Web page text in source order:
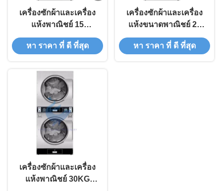
เครื่องซักผ้าและเครื่อง
แห้งพาณิชย์ 15
กิโลกรัม 40R/MIN
เครื่องซักผ้าและเครื่อง
หา ราคา ที่ ดี ที่สุด
เครื่องซักผ้าและเครื่อง
แห้งขนาดพาณิชย์ 25
กิโลกรัม สําหรับธุรกิจ
ซักผ้า
หา ราคา ที่ ดี ที่สุด
เครื่องซักผ้าและเครื่อง
แห้งพาณิชย์ 30KG